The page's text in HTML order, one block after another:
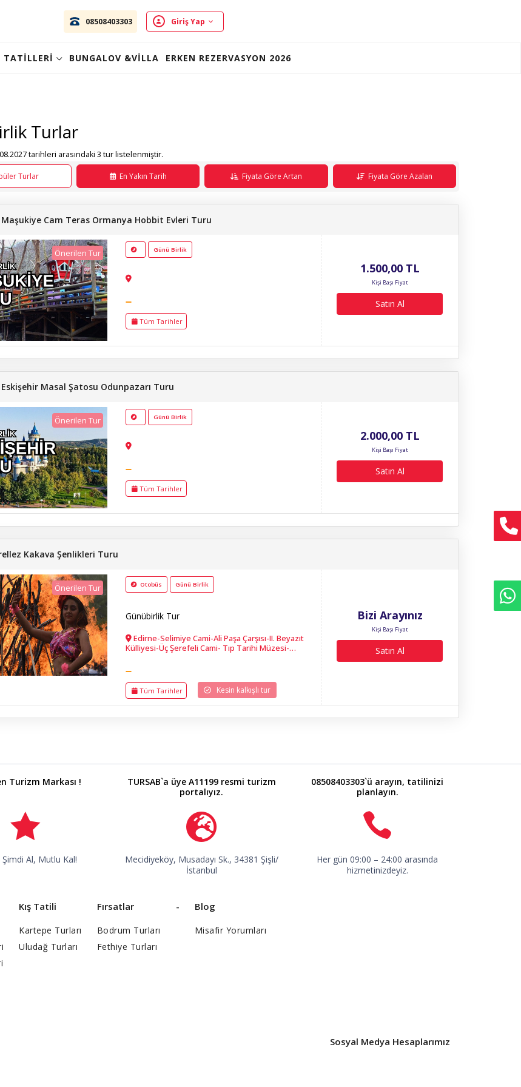
08508403303 Giriş Yap
TATİLLERİ BUNGALOV &VİLLA ERKEN REZERVASYON 2026
Turlar
tarihleri arasındaki 3 tur listelenmiştir.
Turlar En Yakın Tarih Fiyata Göre Artan Fiyata Göre Azalan
Cam Teras Ormanya Hobbit Evleri Turu
Önerilen Tur Günü Birlik
Tüm Tarihler
1.500,00TL
Kişi Başı Fiyat
Satın Al
Masal Şatosu Odunpazarı Turu
Önerilen Tur Günü Birlik
Tüm Tarihler
2.000,00TL
Kişi Başı Fiyat
Satın Al
Kakava Şenlikleri Turu
Önerilen Tur Otobüs Günü Birlik
Günübirlik Tur
Edirne-Selimiye Cami-Ali Paşa Çarşısı-II. Beyazıt
Külliyesi-Üç Şerefeli Cami- Tıp Tarihi Müzesi-
Tüm Tarihler Kesin kalkışlı tur
Bizi Arayınız
Kişi Başı Fiyat
Satın Al
Turizm Markası !
Al, Mutlu Kal!
TURSAB`a üye A11199 resmi turizm
portalıyız.
Mecidiyeköy, Musadayı Sk., 34381 Şişli/
İstanbul
08508403303`ü arayın, tatilinizi
planlayın.
Her gün 09:00 – 24:00 arasında
hizmetinizdeyiz.
Kış Tatili
Kartepe Turları
Uludağ Turları
Fırsatlar
Bodrum Turları
Fethiye Turları
- Blog
Misafir Yorumları
Sosyal Medya Hesaplarımız